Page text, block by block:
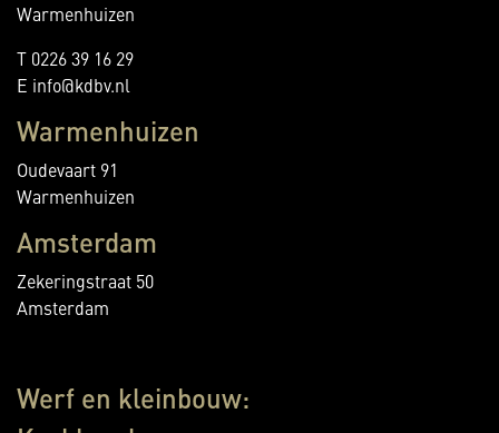
Warmenhuizen
T 0226 39 16 29
E info@kdbv.nl
Warmenhuizen
Oudevaart 91
Warmenhuizen
Amsterdam
Zekeringstraat 50
Amsterdam
Werf en kleinbouw: